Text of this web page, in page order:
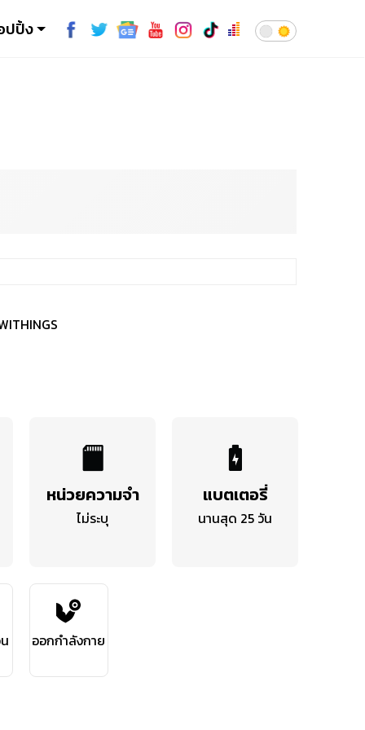
ปปิ้ง
หน่วยความจำ
ไม่ระบุ
แบตเตอรี่
นานสุด 25 วัน
ออกกำลังกาย